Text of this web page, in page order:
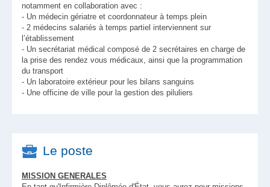
notamment en collaboration avec :
- Un médecin gériatre et coordonnateur à temps plein
- 2 médecins salariés à temps partiel interviennent sur
l’établissement
- Un secrétariat médical composé de 2 secrétaires en charge de
la prise des rendez vous médicaux, ainsi que la programmation
du transport
- Un laboratoire extérieur pour les bilans sanguins
- Une officine de ville pour la gestion des piluliers
Le poste
MISSION GENERALES